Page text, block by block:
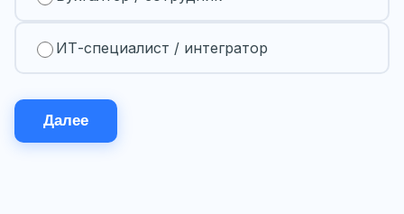
ИТ-специалист / интегратор
Далее